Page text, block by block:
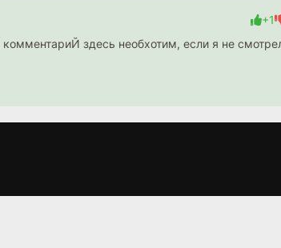
+1
здесь необхотим, если я не